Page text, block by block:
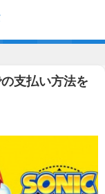
支払い方法を